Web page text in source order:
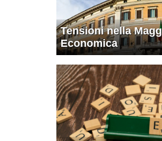
Tensioni nella
Economica